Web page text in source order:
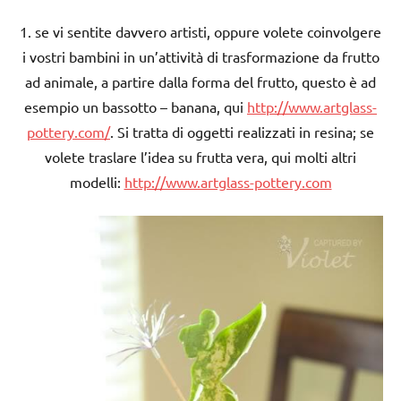
1. se vi sentite davvero artisti, oppure volete coinvolgere
i vostri bambini in un’attività di trasformazione da frutto
ad animale, a partire dalla forma del frutto, questo è ad
esempio un bassotto – banana, qui http://www.artglass-
pottery.com/. Si tratta di oggetti realizzati in resina; se
volete traslare l’idea su frutta vera, qui molti altri
modelli: http://www.artglass-pottery.com